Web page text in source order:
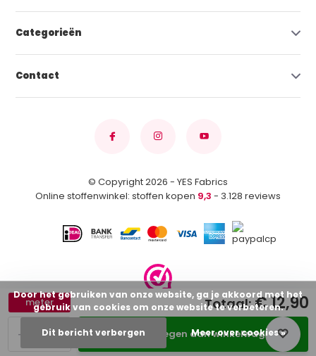
+
-
meter
Toevoegen aan winkelwagen
Totaal:€ 12,90
Categorieën
Contact
© Copyright 2026 - YES Fabrics
Online stoffenwinkel: stoffen kopen 9,3 - 3.128 reviews
Door het gebruiken van onze website, ga je akkoord met het
gebruik van cookies om onze website te verbeteren.
Dit bericht verbergen Meer over cookies »